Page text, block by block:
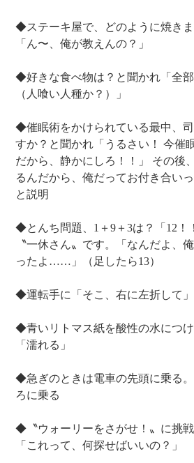
◆ステーキ屋で、どのように焼きま
「ん〜、俺が教えんの？」
◆好きな食べ物は？と聞かれ「全
（人喰い人種か？）」
◆催眠術をかけられている最中、
すか？と聞かれ「うるさい！ 今催
だから、静かにしろ！！」 その後
るんだから、俺だってお付き合い
と説明
◆とんち問題、1＋9＋3は？「12
〝一休さん〟です。「なんだよ、
ったよ……」（足したら13）
◆運転手に「そこ、右に左折して
◆青いリトマス紙を酸性の水につ
「濡れる」
◆急ぎのときは電車の先頭に乗る
ろに乗る
◆〝ウォーリーをさがせ！〟に挑
「これって、何探せばいいの？」